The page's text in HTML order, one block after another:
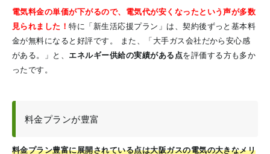
電気料金の単価が下がるので、電気代が安くなったという声が多数
見られました！特に「新生活応援プラン」は、契約後ずっと基本料
金が無料になると好評です。 また、「大手ガス会社だから安心感
がある。」と、 エネルギー供給の実績がある点を評価する方も多か
ったです。
料金プランが豊富
料金プラン豊富に展開されている点は大阪ガスの電気の大きなメリ